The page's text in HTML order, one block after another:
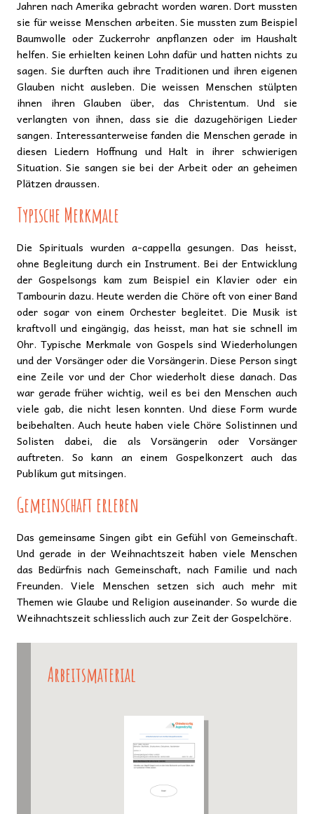
Jahren nach Amerika gebracht worden waren. Dort mussten
sie für weisse Menschen arbeiten. Sie mussten zum Beispiel
Baumwolle oder Zuckerrohr anpflanzen oder im Haushalt
helfen. Sie erhielten keinen Lohn dafür und hatten nichts zu
sagen. Sie durften auch ihre Traditionen und ihren eigenen
Glauben nicht ausleben. Die weissen Menschen stülpten
ihnen ihren Glauben über, das Christentum. Und sie
verlangten von ihnen, dass sie die dazugehörigen Lieder
sangen. Interessanterweise fanden die Menschen gerade in
diesen Liedern Hoffnung und Halt in ihrer schwierigen
Situation. Sie sangen sie bei der Arbeit oder an geheimen
Plätzen draussen.
Typische Merkmale
Die Spirituals wurden a-cappella gesungen. Das heisst,
ohne Begleitung durch ein Instrument. Bei der Entwicklung
der Gospelsongs kam zum Beispiel ein Klavier oder ein
Tambourin dazu. Heute werden die Chöre oft von einer Band
oder sogar von einem Orchester begleitet. Die Musik ist
kraftvoll und eingängig, das heisst, man hat sie schnell im
Ohr. Typische Merkmale von Gospels sind Wiederholungen
und der Vorsänger oder die Vorsängerin. Diese Person singt
eine Zeile vor und der Chor wiederholt diese danach. Das
war gerade früher wichtig, weil es bei den Menschen auch
viele gab, die nicht lesen konnten. Und diese Form wurde
beibehalten. Auch heute haben viele Chöre Solistinnen und
Solisten dabei, die als Vorsängerin oder Vorsänger
auftreten. So kann an einem Gospelkonzert auch das
Publikum gut mitsingen.
Gemeinschaft erleben
Das gemeinsame Singen gibt ein Gefühl von Gemeinschaft.
Und gerade in der Weihnachtszeit haben viele Menschen
das Bedürfnis nach Gemeinschaft, nach Familie und nach
Freunden. Viele Menschen setzen sich auch mehr mit
Themen wie Glaube und Religion auseinander. So wurde die
Weihnachtszeit schliesslich auch zur Zeit der Gospelchöre.
Arbeitsmaterial